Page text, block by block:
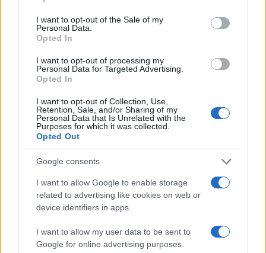
use your data for below specified purposes in below Google
consent section.
I want to opt-out of the Sale of my
Personal Data.
Opted In
I want to opt-out of processing my
Personal Data for Targeted Advertising.
Opted In
I want to opt-out of Collection, Use,
Retention, Sale, and/or Sharing of my
Personal Data that Is Unrelated with the
Purposes for which it was collected.
Opted Out
Google consents
I want to allow Google to enable storage
related to advertising like cookies on web or
device identifiers in apps.
I want to allow my user data to be sent to
Google for online advertising purposes.
Petróleo Brent cai 8.46% e arrasta commodities em queda
generalizada
Rafael Oliveira · 4 ago 2026
COTAÇÕES CRYPTO
Nome Preço